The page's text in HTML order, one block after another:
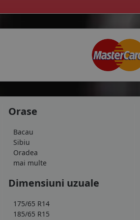
Orase
Bacau
Sibiu
Oradea
mai multe
Dimensiuni uzuale
175/65 R14
185/65 R15